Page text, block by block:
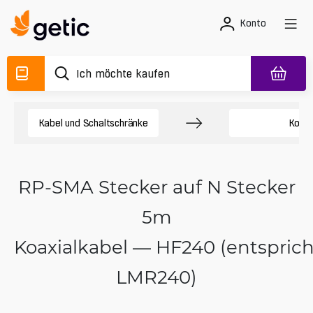
Konto
Kabel und Schaltschränke
RP-SMA Stecker auf N Stecker
5m
Koaxialkabel — HF240
LMR240)